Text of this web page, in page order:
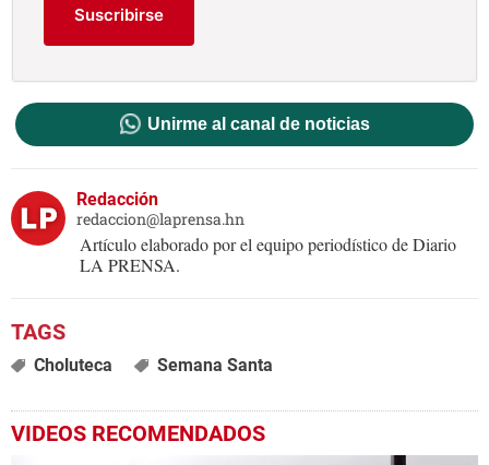
Suscribirse
Unirme al canal de noticias
Redacción
redaccion@laprensa.hn
Artículo elaborado por el equipo periodístico de Diario
LA PRENSA.
Choluteca Semana Santa
VIDEOS RECOMENDADOS